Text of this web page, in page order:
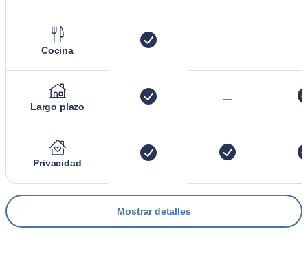
Cocina
—
Largo plazo
—
Privacidad
Mostrar detalles